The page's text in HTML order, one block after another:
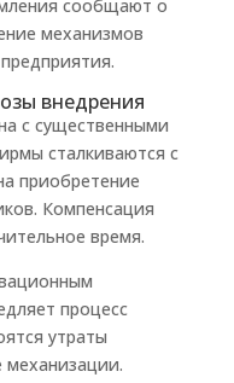
сообщают о
механизмов
внедрения
с существенными
сталкиваются с
приобретение
Компенсация
время.
процесс
утраты
механизации.